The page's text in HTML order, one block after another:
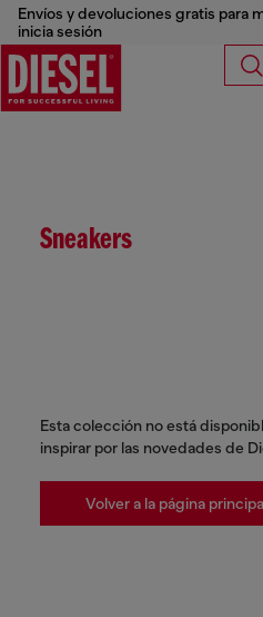
Envíos y devoluciones gratis para
inicia sesión
Sneakers
Esta colección no está
inspirar por las novedades de
Volver a la página